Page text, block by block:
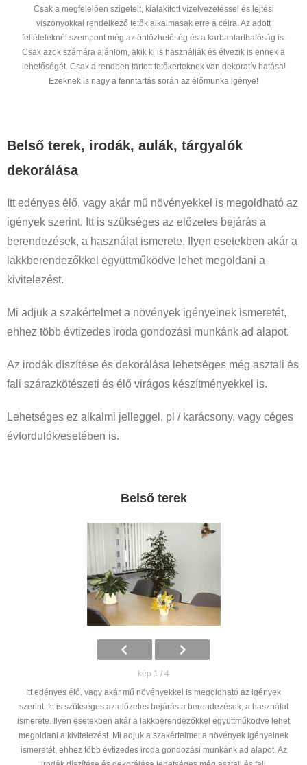
Csak a megfelelően szigetelt, kialakított vízelvezetéssel és lejtési
viszonyokkal rendelkező tetők alkalmasak erre a célra. Az adott
feltételeknél szempont még az öntözhetőség és a karbantarthatóság is.
Csak azok számára ajánlom, akik ki is használják és élvezik is ennek a
lehetőségét. Csak a rendben tartott tetőkerteknek van dekoratív hatása!
Ezeknek is nagy a fenntartás során az élőmunka igénye!
Belső terek, irodák, aulák, tárgyalók
dekorálása
Itt edényes élő, vagy akár mű növényekkel is megoldható az
igények szerint. Itt is szükséges az előzetes bejárás a
berendezések, a használat ismerete. Ilyen esetekben akár a
lakkberendezőkkel együttműködve lehet megoldani a
kivitelezést.
Mi adjuk a szakértelmet a növények igényeinek ismeretét,
ehhez több évtizedes iroda gondozási munkánk ad alapot.
Az irodák díszítése és dekorálása lehetséges még asztali és
fali szárazkötészeti és élő virágos készítményekkel is.
Lehetséges ez alkalmi jelleggel, pl / karácsony, vagy céges
évfordulók/esetében is.
Belső terek
kép 1 / 4
Itt edényes élő, vagy akár mű növényekkel is megoldható az igények
szerint. Itt is szükséges az előzetes bejárás a berendezések, a használat
ismerete. Ilyen esetekben akár a lakkberendezőkkel együttműködve lehet
megoldani a kivitelezést. Mi adjuk a szakértelmet a növények igényeinek
ismeretét, ehhez több évtizedes iroda gondozási munkánk ad alapot. Az